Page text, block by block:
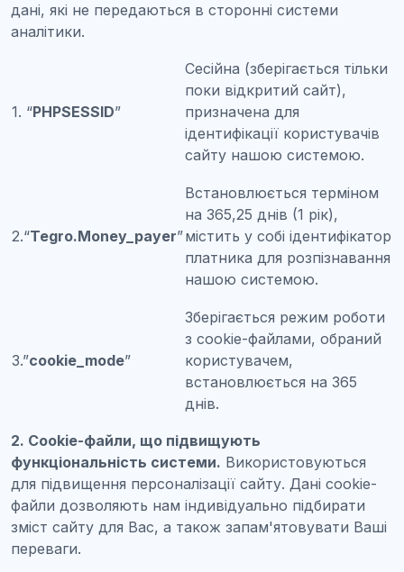
дані, які не передаються в сторонні системи
аналітики.
1. “PHPSESSID”
Сесійна (зберігається тільки
поки відкритий сайт),
призначена для
ідентифікації користувачів
сайту нашою системою.
2.“Tegro.Money_payer”
Встановлюється терміном
на 365,25 днів (1 рік),
містить у собі ідентифікатор
платника для розпізнавання
нашою системою.
3.”cookie_mode”
Зберігається режим роботи
з cookie-файлами, обраний
користувачем,
встановлюється на 365
днів.
2. Cookie-файли, що підвищують
функціональність системи. Використовуються
для підвищення персоналізації сайту. Дані cookie-
файли дозволяють нам індивідуально підбирати
зміст сайту для Вас, а також запам'ятовувати Ваші
переваги.